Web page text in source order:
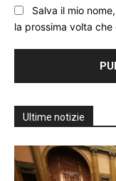
Salva il mio
la prossima volta che
Ultime notizie